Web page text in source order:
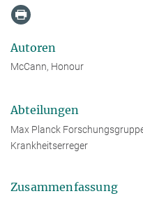
Autoren
McCann, Honour
Abteilungen
Max Planck
Krankheitserreger
Zusammenfassung